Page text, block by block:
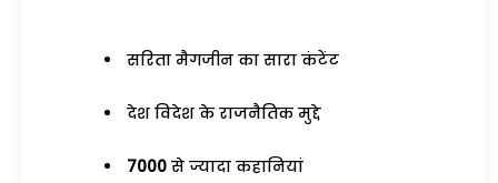
सरिता मैगजीन का सारा कंटेंट
देश विदेश के राजनैतिक मुद्दे
7000 से ज्यादा कहानियां